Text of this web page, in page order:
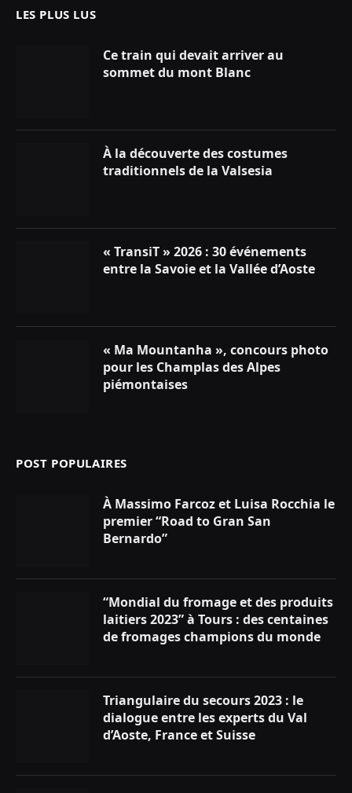
LES PLUS LUS
Ce train qui devait arriver au
sommet du mont Blanc
À la découverte des costumes
traditionnels de la Valsesia
« TransiT » 2026 : 30 événements
entre la Savoie et la Vallée d’Aoste
« Ma Mountanha », concours photo
pour les Champlas des Alpes
piémontaises
POST POPULAIRES
À Massimo Farcoz et Luisa Rocchia le
premier “Road to Gran San
Bernardo”
“Mondial du fromage et des produits
laitiers 2023” à Tours : des centaines
de fromages champions du monde
Triangulaire du secours 2023 : le
dialogue entre les experts du Val
d’Aoste, France et Suisse